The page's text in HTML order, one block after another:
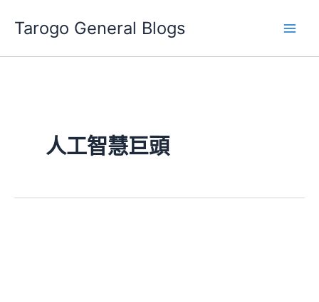
要
Tarogo General Blogs
人工智慧巨頭